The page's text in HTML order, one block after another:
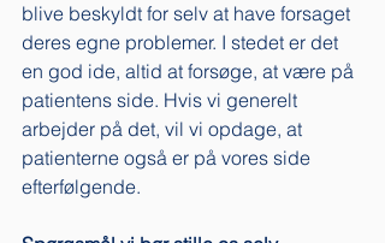
blive beskyldt for selv at have forsaget
deres egne problemer. I stedet er det
en god ide, altid at forsøge, at være på
patientens side. Hvis vi generelt
arbejder på det, vil vi opdage, at
patienterne også er på vores side
efterfølgende.